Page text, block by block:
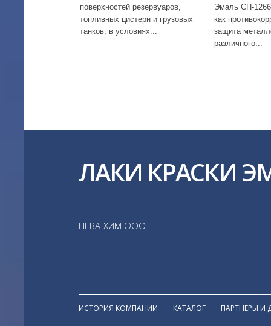
поверхностей резервуаров,
топливных цистерн и грузовых
танков, в условиях...
Эмаль СП-
как
защита
различного...
ЛАКИ КРАСКИ
НЕВА-ХИМ ООО
ИСТОРИЯ КОМПАНИИ КАТАЛОГ ПАРТНЕРЫ И